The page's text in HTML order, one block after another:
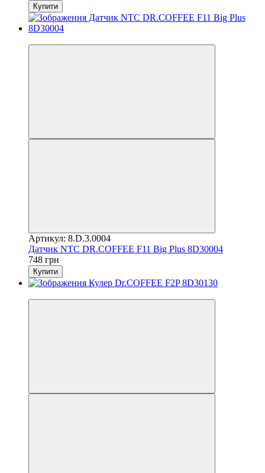
Купити
Артикул: 8.D.3.0004
Датчик NTC DR.COFFEE F11 Big Plus 8D30004
748 грн
Купити